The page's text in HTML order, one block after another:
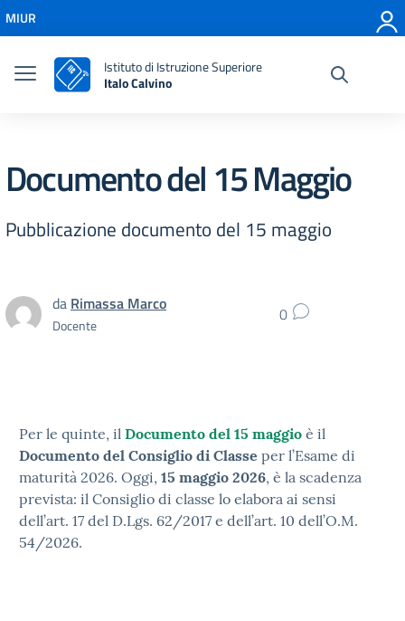
Vai al menu di navigazione
Vai al footer
MIUR
Istituto di Istruzione Superiore
Italo Calvino
Documento del 15 Maggio
Pubblicazione documento del 15 maggio
da Rimassa Marco
Docente 0
Per le quinte, il Documento del 15 maggio è il
Documento del Consiglio di Classe per l’Esame di
maturità 2026. Oggi, 15 maggio 2026, è la scadenza
prevista: il Consiglio di classe lo elabora ai sensi
dell’art. 17 del D.Lgs. 62/2017 e dell’art. 10 dell’O.M.
54/2026.